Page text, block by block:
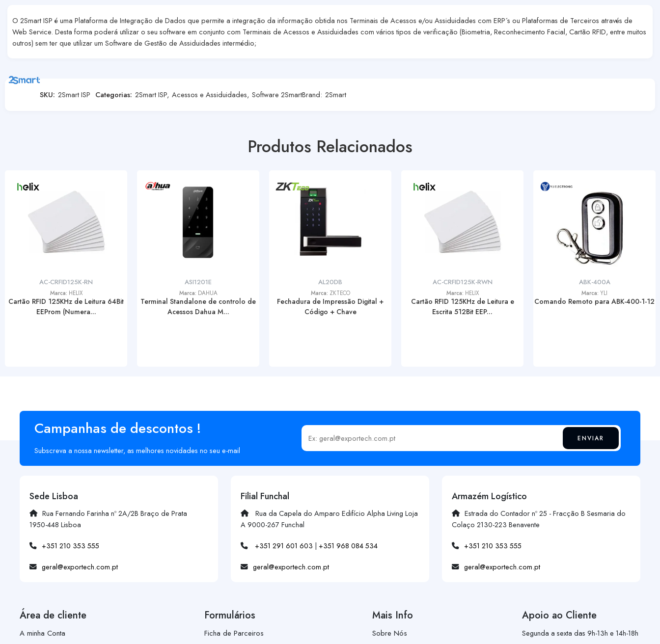
O 2Smart ISP é uma Plataforma de Integração de Dados que permite a integração da informação obtida nos Terminais de Acessos e/ou Assiduidades com ERP´s ou Plataformas de Terceiros através de
Web Service. Desta forma poderá utilizar o seu software em conjunto com Terminais de Acessos e Assiduidades com vários tipos de verificação (Biometria, Reconhecimento Facial, Cartão RFID, entre muitos
outros) sem ter que utilizar um Software de Gestão de Assiduidades intermédio;
SKU: 2Smart ISP Categorias: 2Smart ISP, Acessos e Assiduidades, Software 2SmartBrand: 2Smart
Produtos Relacionados
AC-CRFID125K-RN
Marca: HELIX
Cartão RFID 125KHz de Leitura 64Bit
EEProm (Numera...
ASI1201E
Marca: DAHUA
Terminal Standalone de controlo de
Acessos Dahua M...
AL20DB
Marca: ZKTECO
Fechadura de Impressão Digital +
Código + Chave
AC-CRFID125K-RWN
Marca: HELIX
Cartão RFID 125KHz de Leitura e
Escrita 512Bit EEP...
ABK-400A
Marca: YLI
Comando Remoto para ABK-400-1-12
Campanhas de descontos !
Subscreva a nossa newsletter, as melhores novidades no seu e-mail
Insira o seu email ENVIAR
Sede Lisboa
Rua Fernando Farinha nº 2A/2B Braço de Prata
1950-448 Lisboa
+351 210 353 555
geral@exportech.com.pt
Filial Funchal
Rua da Capela do Amparo Edifício Alpha Living Loja
A 9000-267 Funchal
+351 291 601 603 | +351 968 084 534
geral@exportech.com.pt
Armazém Logístico
Estrada do Contador nº 25 - Fracção B Sesmaria do
Colaço 2130-223 Benavente
+351 210 353 555
geral@exportech.com.pt
Área de cliente
A minha Conta
Formulários
Ficha de Parceiros
Mais Info
Sobre Nós
Apoio ao Cliente
Segunda a sexta das 9h-13h e 14h-18h